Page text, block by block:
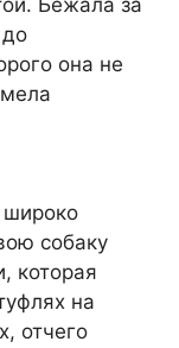
она не
собаку
которая
на
отчего